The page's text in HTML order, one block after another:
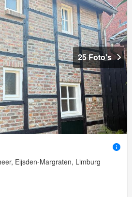
25 Foto's
Eijsden-Margraten, Limburg